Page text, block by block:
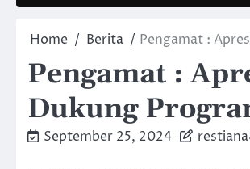
Home Berita Pengamat :
Pengamat :
Dukung
September 25, 2024